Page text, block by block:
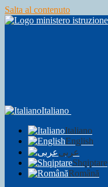
Salta al contenuto
Italiano
Italiano
English
عربى
Shqiptare
Română